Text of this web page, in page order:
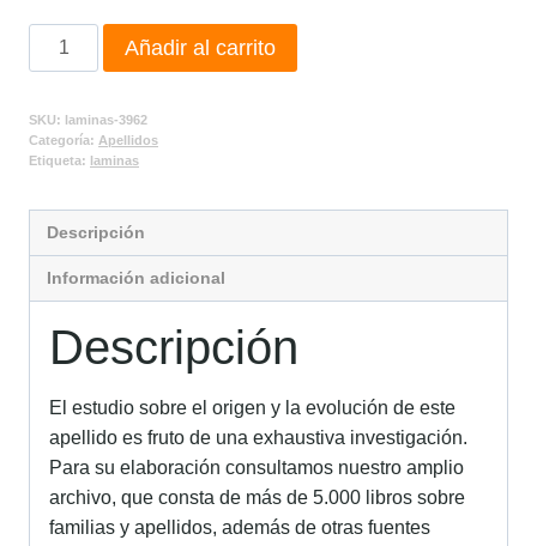
Añadir al carrito
SKU: laminas-3962
Categoría: Apellidos
Etiqueta: laminas
Descripción
Información adicional
Descripción
El estudio sobre el origen y la evolución de este
apellido es fruto de una exhaustiva investigación.
Para su elaboración consultamos nuestro amplio
archivo, que consta de más de 5.000 libros sobre
familias y apellidos, además de otras fuentes